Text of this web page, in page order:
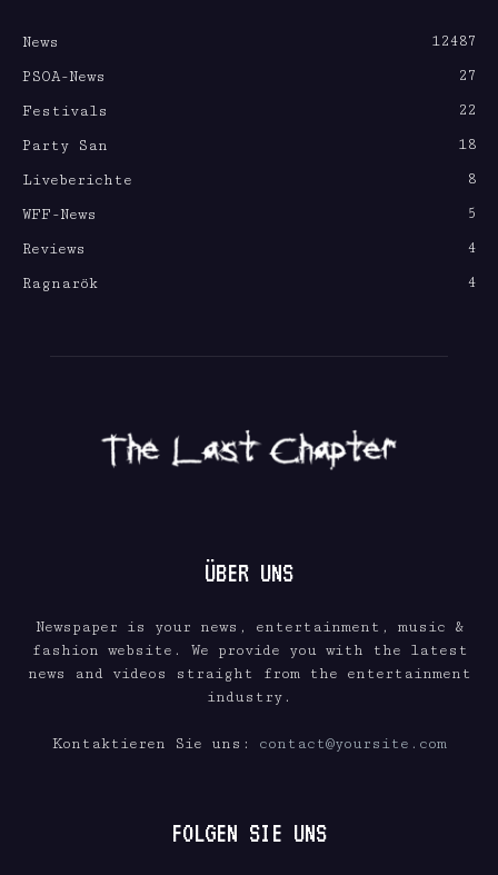
News
12487
PSOA-News
27
Festivals
22
Party San
18
Liveberichte
8
WFF-News
5
Reviews
4
Ragnarök
4
ÜBER UNS
Newspaper is your news, entertainment, music &
fashion website. We provide you with the latest
news and videos straight from the entertainment
industry.
Kontaktieren Sie uns: contact@yoursite.com
FOLGEN SIE UNS